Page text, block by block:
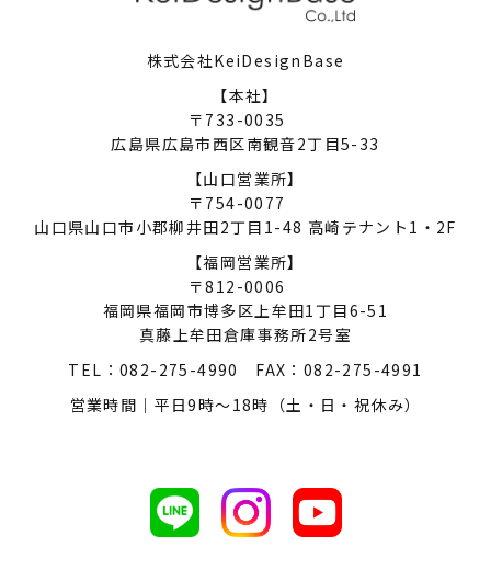
株式会社KeiDesignBase
【本社】
〒733-0035
広島県広島市西区南観音2丁目5-33
【山口営業所】
〒754-0077
山口県山口市小郡柳井田2丁目1-48 高崎テナント1・2F
【福岡営業所】
〒812-0006
福岡県福岡市博多区上牟田1丁目6-51
真藤上牟田倉庫事務所2号室
TEL： 082-275-4990
FAX：082-275-4991
営業時間｜平日9時～18時（土・日・祝休み）